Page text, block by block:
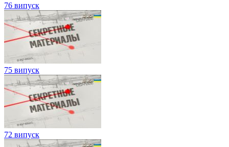
76 випуск
75 випуск
72 випуск